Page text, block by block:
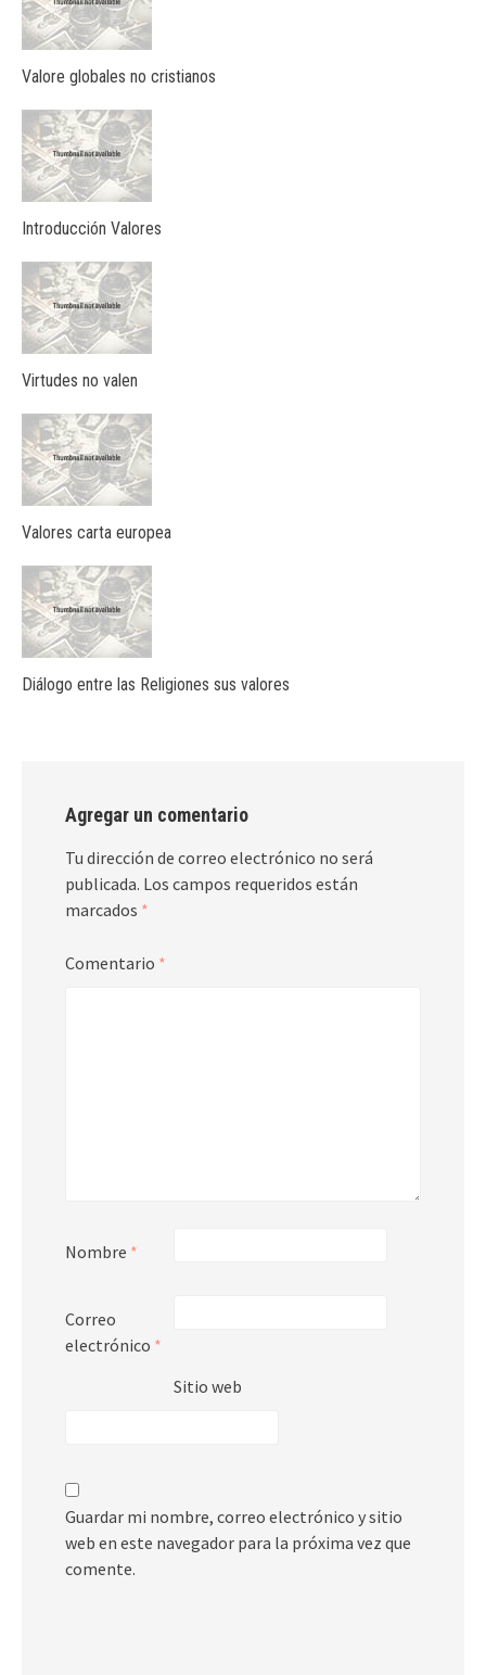
Valore globales no cristianos
Introducción Valores
Virtudes no valen
Valores carta europea
Diálogo entre las Religiones sus valores
Agregar un comentario
Tu dirección de correo electrónico no será
publicada. Los campos requeridos están
marcados *
Comentario *
Nombre *
Correo
electrónico *
Sitio web
Guardar mi nombre, correo electrónico y sitio
web en este navegador para la próxima vez que
comente.